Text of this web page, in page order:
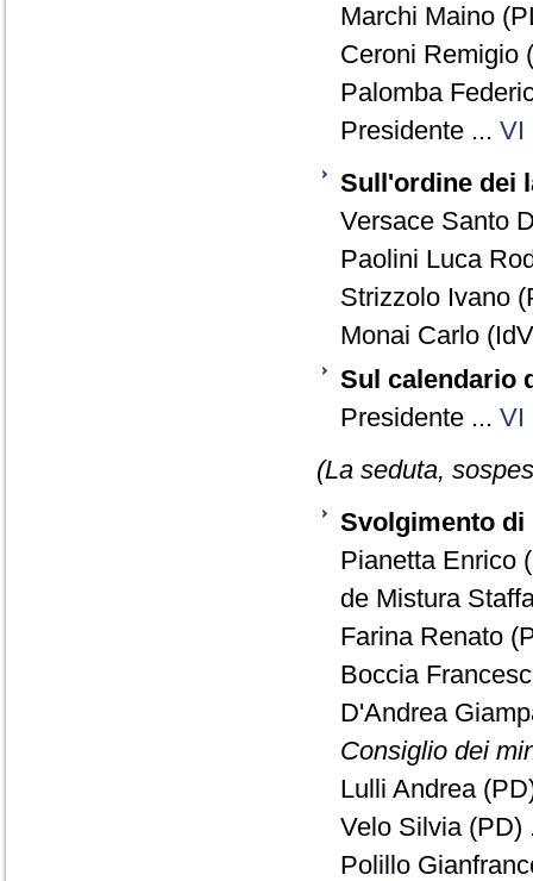
Marchi Maino
Ceroni Remigio
Palomba
Presidente ... VI
Sull'ordine dei
Versace Santo
Paolini Luca
Strizzolo Ivano
Monai Carlo
Sul calendario
Presidente ... VI
(La seduta,
Svolgimento di
Pianetta Enrico
de Mistura
Farina Renato
Boccia
D'Andrea
Consiglio dei
Lulli Andrea
Velo Silvia
Polillo